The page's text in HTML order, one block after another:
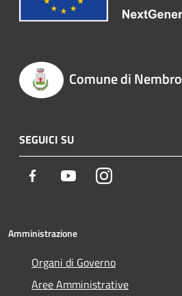
Comune di Nembro
SEGUICI SU
Facebook YoutubeInstagram
Amministrazione
Organi di Governo
Aree Amministrative